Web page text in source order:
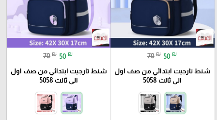
70 ₪ 50 ₪
شنط تارجيت ابتدائي من صف اول
الى ثالث 5058
70 ₪ 50 ₪
شنط تارجيت ابتدائي من صف اول
الى ثالث 5058